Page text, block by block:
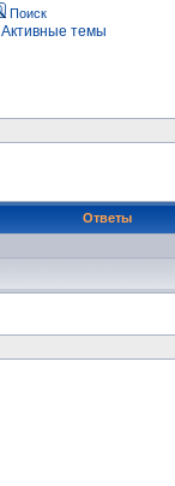
Поиск
Активные темы
Ответы